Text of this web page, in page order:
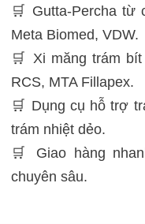
🛒 Gutta-Percha từ
Meta Biomed, VDW.
🛒 Xi măng trám
RCS, MTA Fillapex.
🛒 Dụng cụ hỗ trợ
trám nhiệt dẻo.
🛒 Giao hàng
chuyên sâu.